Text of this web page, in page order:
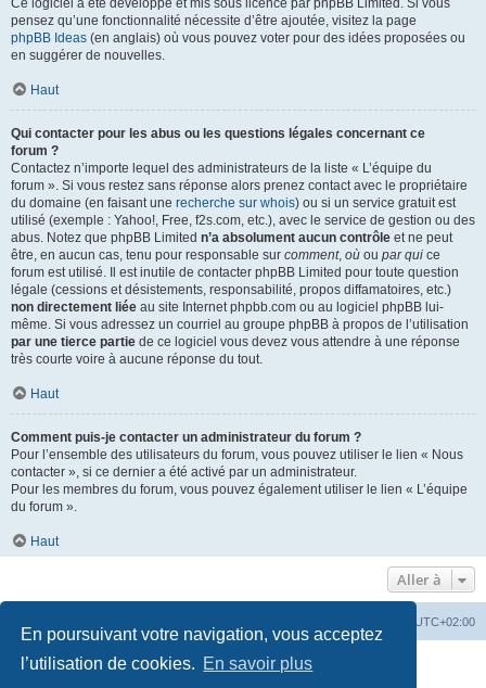
En poursuivant votre navigation, vous acceptez
l’utilisation de cookies. En savoir plus
pensez qu’une fonctionnalité nécessite d’être ajoutée, visitez la page
phpBB Ideas (en anglais) où vous pouvez voter pour des idées proposées ou
en suggérer de nouvelles.
Haut
Qui contacter pour les abus ou les questions légales concernant ce
forum ?
Contactez n’importe lequel des administrateurs de la liste « L’équipe du
forum ». Si vous restez sans réponse alors prenez contact avec le propriétaire
du domaine (en faisant une recherche sur whois) ou si un service gratuit est
utilisé (exemple : Yahoo!, Free, f2s.com, etc.), avec le service de gestion ou des
abus. Notez que phpBB Limited n’a absolument aucun contrôle et ne peut
être, en aucun cas, tenu pour responsable sur comment, où ou par qui ce
forum est utilisé. Il est inutile de contacter phpBB Limited pour toute question
légale (cessions et désistements, responsabilité, propos diffamatoires, etc.)
non directement liée au site Internet phpbb.com ou au logiciel phpBB lui-
même. Si vous adressez un courriel au groupe phpBB à propos de l’utilisation
par une tierce partie de ce logiciel vous devez vous attendre à une réponse
très courte voire à aucune réponse du tout.
Haut
Comment puis-je contacter un administrateur du forum ?
Pour l’ensemble des utilisateurs du forum, vous pouvez utiliser le lien « Nous
contacter », si ce dernier a été activé par un administrateur.
Pour les membres du forum, vous pouvez également utiliser le lien « L’équipe
du forum ».
Haut
Aller à
UTC+02:00
Développé parphpBB® Forum Software © phpBB Limited